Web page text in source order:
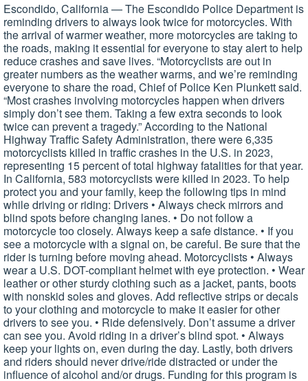
Escondido, California — The Escondido Police Department is
reminding drivers to always look twice for motorcycles. With
the arrival of warmer weather, more motorcycles are taking to
the roads, making it essential for everyone to stay alert to help
reduce crashes and save lives. “Motorcyclists are out in
greater numbers as the weather warms, and we’re reminding
everyone to share the road, Chief of Police Ken Plunkett said.
“Most crashes involving motorcycles happen when drivers
simply don’t see them. Taking a few extra seconds to look
twice can prevent a tragedy.” According to the National
Highway Traffic Safety Administration, there were 6,335
motorcyclists killed in traffic crashes in the U.S. in 2023,
representing 15 percent of total highway fatalities for that year.
In California, 583 motorcyclists were killed in 2023. To help
protect you and your family, keep the following tips in mind
while driving or riding: Drivers • Always check mirrors and
blind spots before changing lanes. • Do not follow a
motorcycle too closely. Always keep a safe distance. • If you
see a motorcycle with a signal on, be careful. Be sure that the
rider is turning before moving ahead. Motorcyclists • Always
wear a U.S. DOT-compliant helmet with eye protection. • Wear
leather or other sturdy clothing such as a jacket, pants, boots
with nonskid soles and gloves. Add reflective strips or decals
to your clothing and motorcycle to make it easier for other
drivers to see you. • Ride defensively. Don’t assume a driver
can see you. Avoid riding in a driver’s blind spot. • Always
keep your lights on, even during the day. Lastly, both drivers
and riders should never drive/ride distracted or under the
influence of alcohol and/or drugs. Funding for this program is